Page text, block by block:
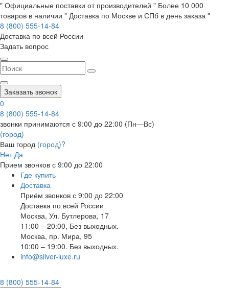
" Официальные поставки от производителей " Более 10 000
товаров в наличии " Доставка по Москве и СПб в день заказа "
8 (800) 555-14-84
Доставка по всей России
Задать вопрос
Заказать звонок
0
8 (800) 555-14-84
звонки принимаются с 9:00 до 22:00 (Пн—Вс)
(город)
Ваш город (город)?
Нет Да
Прием звонков с 9:00 до 22:00
Где купить
Доставка
Приём звонков с 9:00 до 22:00
Доставка по всей России
Москва, Ул. Бутлерова, 17
11:00 – 20:00, Без выходных.
Москва, пр. Мира, 95
10:00 – 19:00. Без выходных.
info@silver-luxe.ru
8 (800) 555-14-84